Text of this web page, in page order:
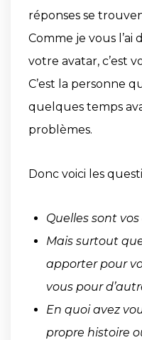
réponses se
Comme je vous l’ai
votre avatar, c’est
C’est la personne
quelques temps
problèmes.
Donc voici les
Quelles sont
Mais surtout
apporter pour
vous pour
En quoi avez
propre histoire